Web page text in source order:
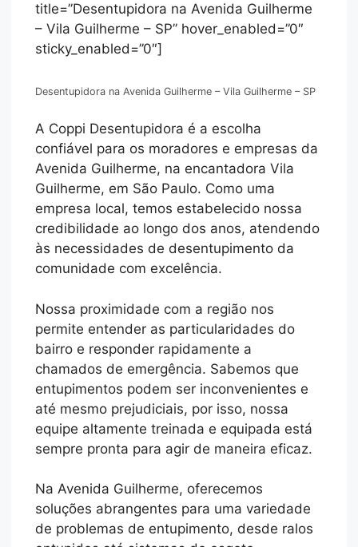
title=”Desentupidora na Avenida Guilherme
– Vila Guilherme – SP” hover_enabled=”0″
sticky_enabled=”0″]
Desentupidora na Avenida Guilherme – Vila Guilherme – SP
A Coppi Desentupidora é a escolha
confiável para os moradores e empresas da
Avenida Guilherme, na encantadora Vila
Guilherme, em São Paulo. Como uma
empresa local, temos estabelecido nossa
credibilidade ao longo dos anos, atendendo
às necessidades de desentupimento da
comunidade com excelência.
Nossa proximidade com a região nos
permite entender as particularidades do
bairro e responder rapidamente a
chamados de emergência. Sabemos que
entupimentos podem ser inconvenientes e
até mesmo prejudiciais, por isso, nossa
equipe altamente treinada e equipada está
sempre pronta para agir de maneira eficaz.
Na Avenida Guilherme, oferecemos
soluções abrangentes para uma variedade
de problemas de entupimento, desde ralos